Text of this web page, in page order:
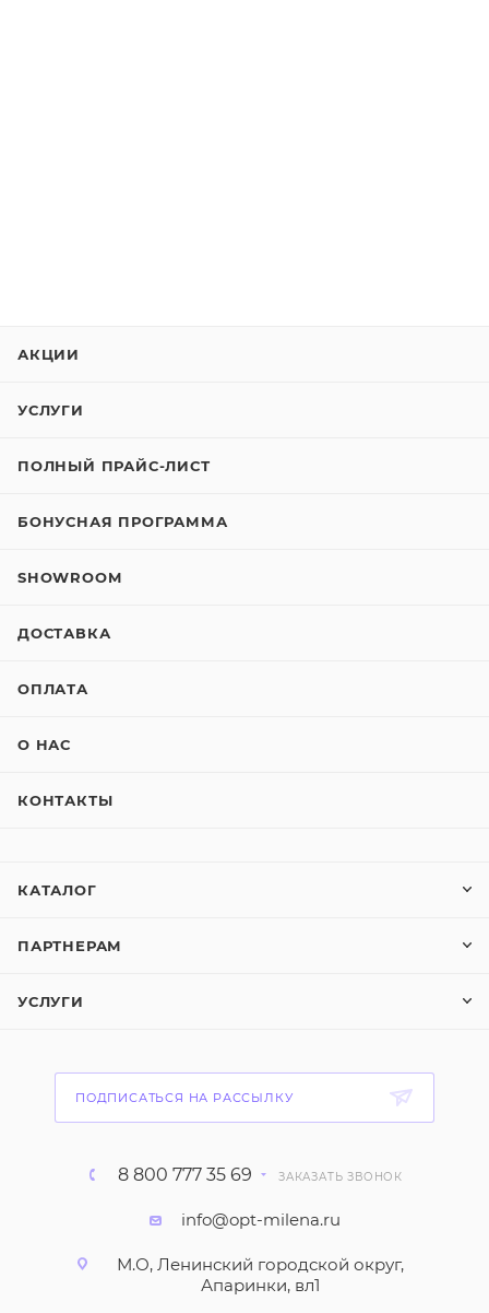
АКЦИИ
УСЛУГИ
ПОЛНЫЙ ПРАЙС-ЛИСТ
БОНУСНАЯ ПРОГРАММА
SHOWROOM
ДОСТАВКА
ОПЛАТА
О НАС
КОНТАКТЫ
КАТАЛОГ
ПАРТНЕРАМ
УСЛУГИ
ПОДПИСАТЬСЯ НА РАССЫЛКУ
8 800 777 35 69 ЗАКАЗАТЬ ЗВОНОК
info@opt-milena.ru
М.О, Ленинский городской округ,
Апаринки, вл1